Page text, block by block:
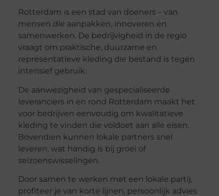
Rotterdam is een stad van doeners – van
mensen die aanpakken, innoveren en
samenwerken. De bedrijvigheid in de regio
vraagt om praktische, duurzame en
representatieve kleding die bestand is tegen
intensief gebruik.
De aanwezigheid van gespecialiseerde
leveranciers in en rond Rotterdam maakt het
voor bedrijven eenvoudig om kwalitatieve
kleding te vinden die voldoet aan alle eisen.
Bovendien kunnen lokale partners snel
leveren, wat handig is bij groei of
seizoenswisselingen.
Door samen te werken met een lokale partij,
profiteer je van korte lijnen, persoonlijk advies